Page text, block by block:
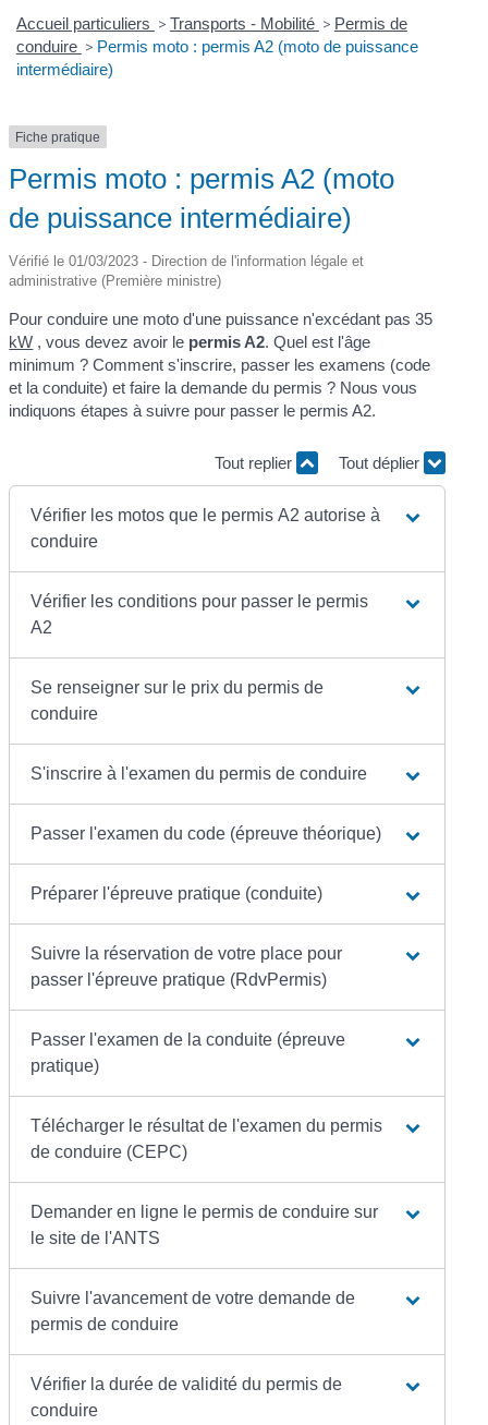
Accueil particuliers > Transports - Mobilité > Permis de
conduire > Permis moto : permis A2 (moto de puissance
intermédiaire)
Fiche pratique
Permis moto : permis A2 (moto
de puissance intermédiaire)
Vérifié le 01/03/2023 - Direction de l'information légale et
administrative (Première ministre)
Pour conduire une moto d'une puissance n'excédant pas 35
kW , vous devez avoir le permis A2. Quel est l'âge
minimum ? Comment s'inscrire, passer les examens (code
et la conduite) et faire la demande du permis ? Nous vous
indiquons étapes à suivre pour passer le permis A2.
Tout replier Tout déplier
Vérifier les motos que le permis A2 autorise à
conduire
Vérifier les conditions pour passer le permis
A2
Se renseigner sur le prix du permis de
conduire
S'inscrire à l'examen du permis de conduire
Passer l'examen du code (épreuve théorique)
Préparer l'épreuve pratique (conduite)
Suivre la réservation de votre place pour
passer l'épreuve pratique (RdvPermis)
Passer l'examen de la conduite (épreuve
pratique)
Télécharger le résultat de l'examen du permis
de conduire (CEPC)
Demander en ligne le permis de conduire sur
le site de l'ANTS
Suivre l'avancement de votre demande de
permis de conduire
Vérifier la durée de validité du permis de
conduire